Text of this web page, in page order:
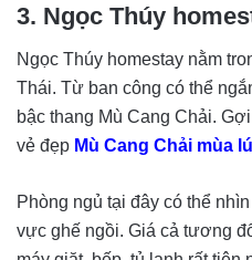
3. Ngọc Thúy
Ngọc Thúy homestay nằm
Thái. Từ ban công có thể
bậc thang Mù Cang Chải.
vẻ đẹp Mù Cang Chải mùa
Phòng ngủ tại đây có thể
vực ghế ngồi. Giá cả tương